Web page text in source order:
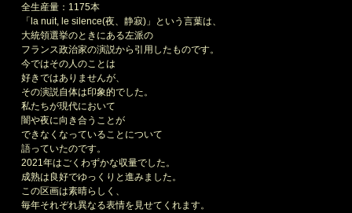
全生産量：1175本
「la nuit, le silence(夜、静寂)」という言葉は、
大統領選挙のときにある左派の
フランス政治家の演説から引用したものです。
今ではその人のことは
好きではありませんが、
その演説自体は印象的でした。
私たちが現代において
闇や夜に向き合うことが
できなくなっていることについて
語っていたのです。
2021年はごくわずかな収量でした。
成熟は良好でゆっくりと進みました。
この区画は素晴らしく、
毎年それぞれ異なる表情を見せてくれます。